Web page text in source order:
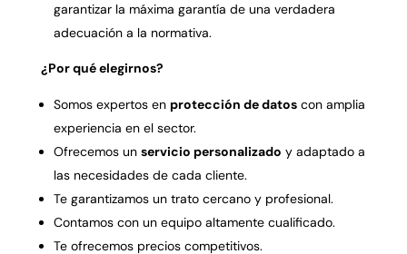
garantizar la máxima garantía de una verdadera
adecuación a la normativa.
¿Por qué elegirnos?
Somos expertos en protección de datoscon amplia
experiencia en el sector.
Ofrecemos un servicio personalizado y adaptado a
las necesidades de cada cliente.
Te garantizamos un trato cercano y profesional.
Contamos con un equipo altamente cualificado.
Te ofrecemos precios competitivos.